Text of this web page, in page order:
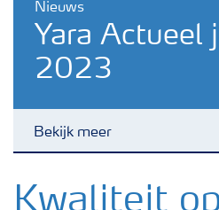
Nieuws
Yara Actueel
2023
Bekijk meer
Nieuwsbrieven
Kwaliteit